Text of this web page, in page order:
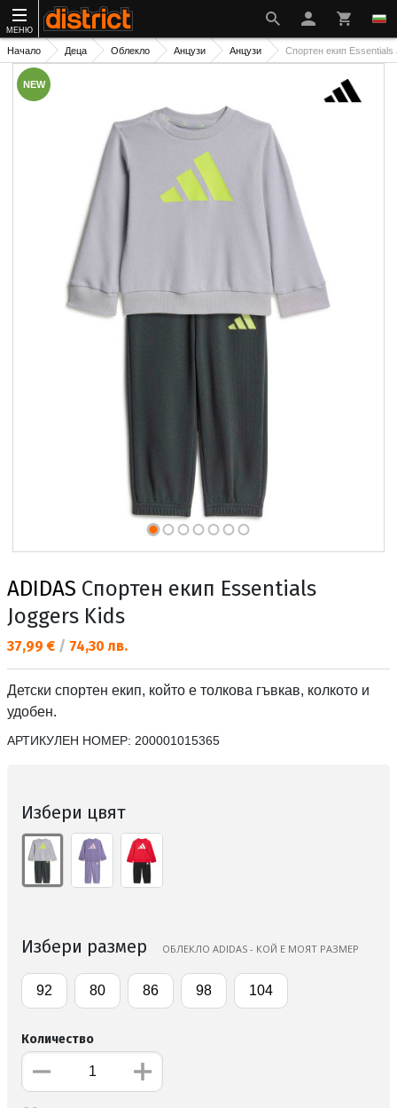
МЕНЮ
Начало Деца Облекло Анцузи Анцузи Спортен екип Essentials
NEW
ADIDAS Спортен екип Essentials
Joggers Kids
Текуща цена:
37,99 € / 74,30 лв.
Детски спортен екип, който е толкова гъвкав, колкото и
удобен.
АРТИКУЛЕН НОМЕР: 200001015365
Избери цвят
Избери размер ОБЛЕКЛО ADIDAS - КОЙ Е МОЯТ РАЗМЕР
92 80 86 98 104
Количество